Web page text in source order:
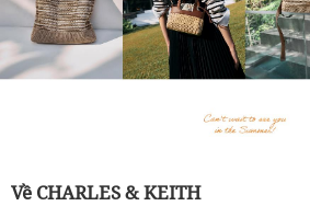
Về CHARLES & KEITH